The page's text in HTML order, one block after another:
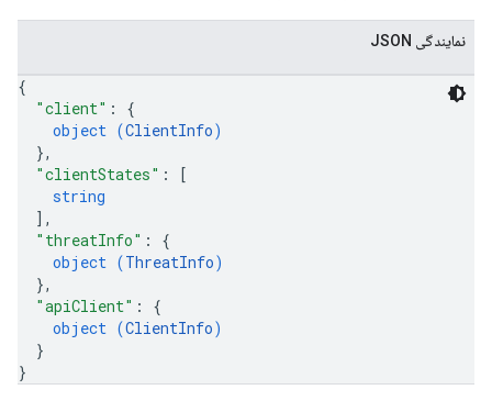
نمایندگی JSON
{
"client" : {
object (ClientInfo)
},
"clientStates" :
[
string
] ,
"threatInfo" : {
object (ThreatInfo)
},
"apiClient" : {
object (ClientInfo)
}
}